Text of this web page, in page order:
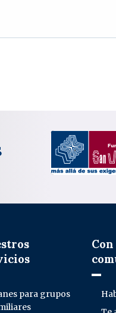
para grupos